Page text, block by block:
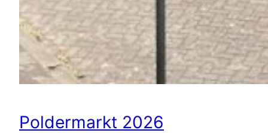
Poldermarkt 2026